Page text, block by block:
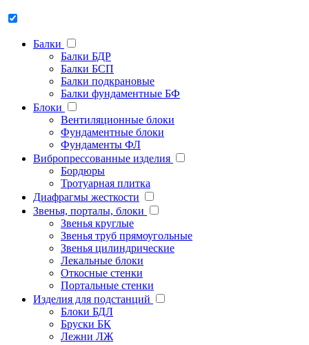
Балки
Балки БДР
Балки БСП
Балки подкрановые
Балки фундаментные БФ
Блоки
Вентиляционные блоки
Фундаментные блоки
Фундаменты ФЛ
Вибропрессованные изделия
Бордюры
Тротуарная плитка
Диафрагмы жесткости
Звенья, порталы, блоки
Звенья круглые
Звенья труб прямоугольные
Звенья цилиндрические
Лекальные блоки
Откосные стенки
Портальные стенки
Изделия для подстанций
Блоки БДЛ
Бруски БК
Лежни ЛЖ